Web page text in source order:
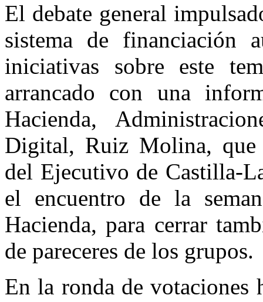
El debate general
sistema de financiación
iniciativas sobre este
arrancado con una
Hacienda,
Digital, Ruiz Molina, que
del Ejecutivo de Castilla-
el encuentro de la
Hacienda, para cerrar
de pareceres de los grupos.
En la ronda de votaciones